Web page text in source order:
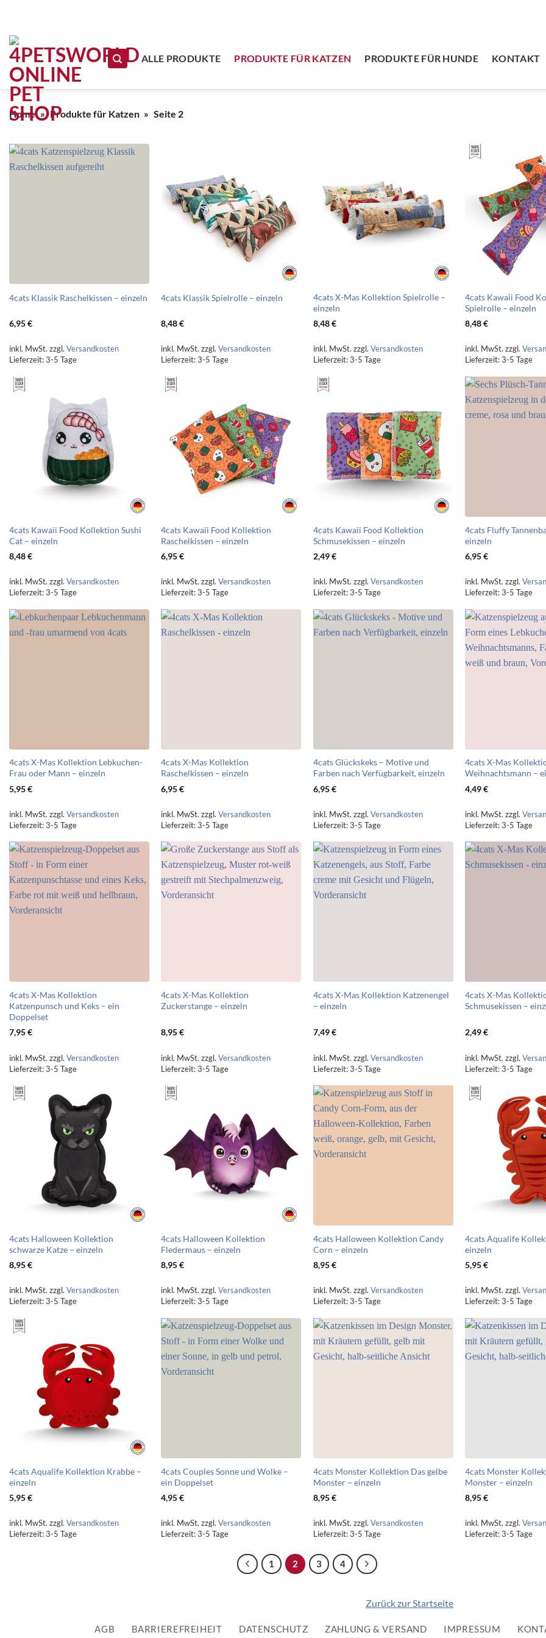
Zum Inhalt springen
ALLE PRODUKTE
PRODUKTE FÜR KATZEN PRODUKTE FÜR HUNDE KONTAKT
Home » Produkte für Katzen » Seite 2
4cats Klassik Raschelkissen – einzeln
6,95€
inkl. MwSt. zzgl. Versandkosten
Lieferzeit:3-5 Tage
4cats Klassik Spielrolle – einzeln
8,48€
inkl. MwSt. zzgl.Versandkosten
Lieferzeit:3-5 Tage
4cats X-Mas Kollektion Spielrolle –
einzeln
8,48€
inkl. MwSt. zzgl. Versandkosten
Lieferzeit:3-5 Tage
4cats Kawaii Food
Spielrolle – einzeln
8,48€
inkl. MwSt. zzgl.
Lieferzeit:3-5 Tage
4cats Kawaii Food Kollektion Sushi
Cat – einzeln
8,48€
inkl. MwSt. zzgl. Versandkosten
Lieferzeit:3-5 Tage
4cats Kawaii Food Kollektion
Raschelkissen – einzeln
6,95€
inkl. MwSt. zzgl.Versandkosten
Lieferzeit:3-5 Tage
4cats Kawaii Food Kollektion
Schmusekissen – einzeln
2,49€
inkl. MwSt. zzgl. Versandkosten
Lieferzeit:3-5 Tage
4cats Fluffy
einzeln
6,95€
inkl. MwSt. zzgl.
Lieferzeit:3-5 Tage
4cats X-Mas Kollektion Lebkuchen-
Frau oder Mann – einzeln
5,95€
inkl. MwSt. zzgl. Versandkosten
Lieferzeit:3-5 Tage
4cats X-Mas Kollektion
Raschelkissen – einzeln
6,95€
inkl. MwSt. zzgl.Versandkosten
Lieferzeit:3-5 Tage
4cats Glückskeks – Motive und
Farben nach Verfügbarkeit, einzeln
6,95€
inkl. MwSt. zzgl. Versandkosten
Lieferzeit:3-5 Tage
4cats X-Mas
Weihnachtsmann –
4,49€
inkl. MwSt. zzgl.
Lieferzeit:3-5 Tage
4cats X-Mas Kollektion
Katzenpunsch und Keks – ein
Doppelset
7,95€
inkl. MwSt. zzgl. Versandkosten
Lieferzeit:3-5 Tage
4cats X-Mas Kollektion
Zuckerstange – einzeln
8,95€
inkl. MwSt. zzgl.Versandkosten
Lieferzeit:3-5 Tage
4cats X-Mas Kollektion Katzenengel
– einzeln
7,49€
inkl. MwSt. zzgl. Versandkosten
Lieferzeit:3-5 Tage
4cats X-Mas
Schmusekissen –
2,49€
inkl. MwSt. zzgl.
Lieferzeit:3-5 Tage
4cats Halloween Kollektion
schwarze Katze – einzeln
8,95€
inkl. MwSt. zzgl. Versandkosten
Lieferzeit:3-5 Tage
4cats Halloween Kollektion
Fledermaus – einzeln
8,95€
inkl. MwSt. zzgl.Versandkosten
Lieferzeit:3-5 Tage
4cats Halloween Kollektion Candy
Corn – einzeln
8,95€
inkl. MwSt. zzgl. Versandkosten
Lieferzeit:3-5 Tage
4cats Aqualife
einzeln
5,95€
inkl. MwSt. zzgl.
Lieferzeit:3-5 Tage
4cats Aqualife Kollektion Krabbe –
einzeln
5,95€
inkl. MwSt. zzgl. Versandkosten
Lieferzeit:3-5 Tage
4cats Couples Sonne und Wolke –
ein Doppelset
4,95€
inkl. MwSt. zzgl.Versandkosten
Lieferzeit:3-5 Tage
4cats Monster Kollektion Das gelbe
Monster – einzeln
8,95€
inkl. MwSt. zzgl. Versandkosten
Lieferzeit:3-5 Tage
4cats Monster
Monster – einzeln
8,95€
inkl. MwSt. zzgl.
Lieferzeit:3-5 Tage
1 2 3 4
Zurück zur Startseite
AGB BARRIEREFREIHEIT DATENSCHUTZ ZAHLUNG & VERSAND IMPRESSUM